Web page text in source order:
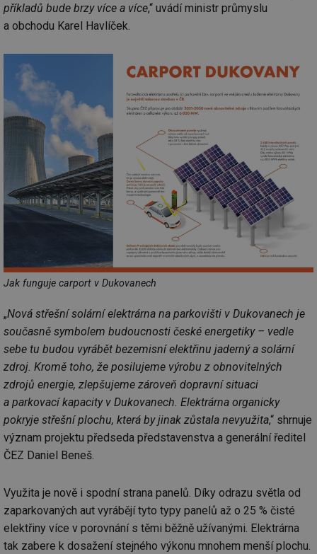
příkladů bude brzy více a více,“ uvádí ministr průmyslu
a obchodu Karel Havlíček.
Jak funguje carport v Dukovanech
„Nová střešní solární elektrárna na parkovišti v Dukovanech je
současně symbolem budoucnosti české energetiky – vedle
sebe tu budou vyrábět bezemisní elektřinu jaderný a solární
zdroj. Kromě toho, že posilujeme výrobu z obnovitelných
zdrojů energie, zlepšujeme zároveň dopravní situaci
a parkovací kapacity v Dukovanech. Elektrárna organicky
pokryje střešní plochu, která by jinak zůstala nevyužita,“ shrnuje
význam projektu předseda představenstva a generální ředitel
ČEZ Daniel Beneš.
Využita je nově i spodní strana panelů. Díky odrazu světla od
zaparkovaných aut vyrábějí tyto typy panelů až o 25 % čisté
elektřiny více v porovnání s těmi běžně užívanými. Elektrárna
tak zabere k dosažení stejného výkonu mnohem menší plochu.